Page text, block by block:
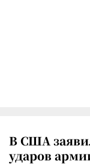
В США
ударов